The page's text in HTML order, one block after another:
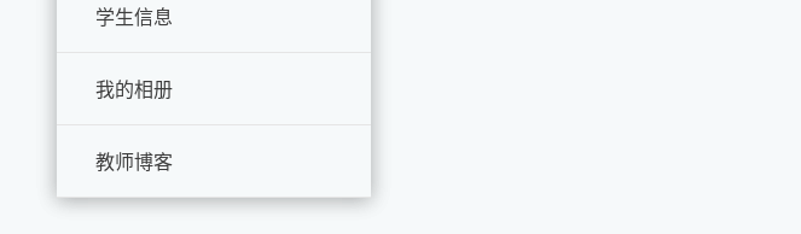
学生信息
我的相册
教师博客